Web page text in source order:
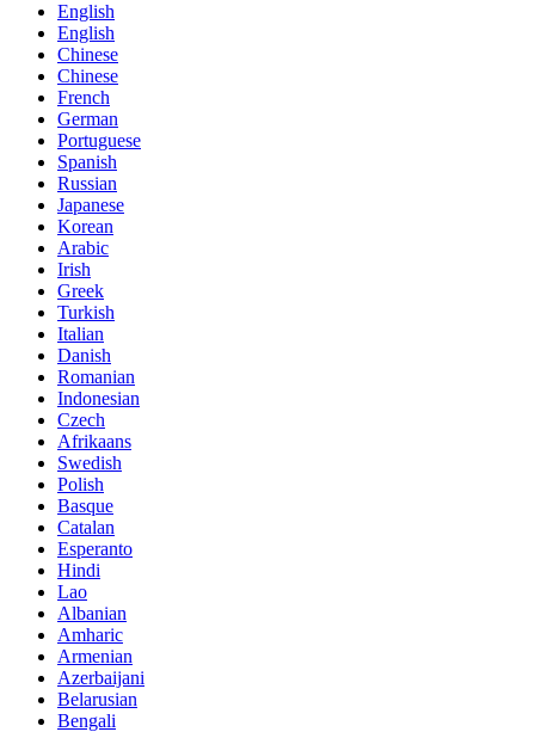
English
English
Chinese
Chinese
French
German
Portuguese
Spanish
Russian
Japanese
Korean
Arabic
Irish
Greek
Turkish
Italian
Danish
Romanian
Indonesian
Czech
Afrikaans
Swedish
Polish
Basque
Catalan
Esperanto
Hindi
Lao
Albanian
Amharic
Armenian
Azerbaijani
Belarusian
Bengali